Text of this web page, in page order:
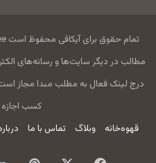
درج لینک فعال به مطلب مبدا مجاز
کسب
قهوه‌خانه
وبلاگ تماس با ما